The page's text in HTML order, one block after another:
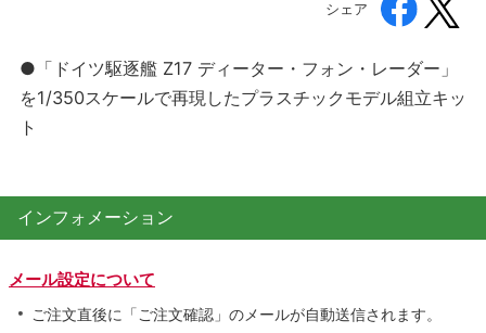
シェア
●「ドイツ駆逐艦 Z17 ディーター・フォン・レーダー」
を1/350スケールで再現したプラスチックモデル組立キッ
ト
インフォメーション
メール設定について
ご注文直後に「ご注文確認」のメールが自動送信されます。